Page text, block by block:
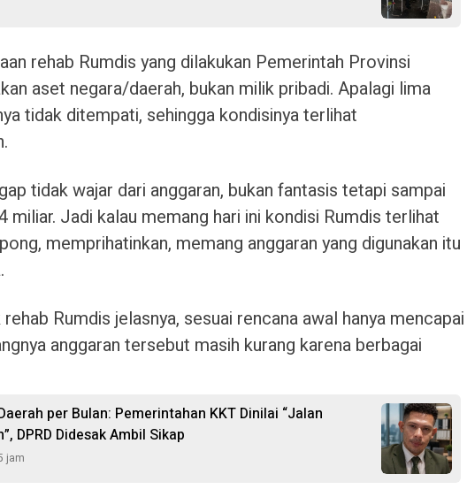
rehab Rumdis yang dilakukan Pemerintah Provinsi
aset negara/daerah, bukan milik pribadi. Apalagi lima
tidak ditempati, sehingga kondisinya terlihat
tidak wajar dari anggaran, bukan fantasis tetapi sampai
miliar. Jadi kalau memang hari ini kondisi Rumdis terlihat
memprihatinkan, memang anggaran yang digunakan itu
Rumdis jelasnya, sesuai rencana awal hanya mencapai
anggaran tersebut masih kurang karena berbagai
per Bulan: Pemerintahan KKT Dinilai “Jalan
DPRD Didesak Ambil Sikap
jam